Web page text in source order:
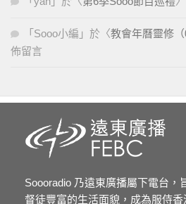
「 Sooo小編 」於〈教會年曆靈修
佈留言
Soooradio 乃遠東廣播屬下電台，
督徒豐富的生活面貌，成為服侍